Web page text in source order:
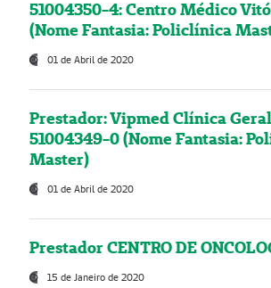
51004350-4: Centro Médico
(Nome Fantasia: Policlínica
01 de Abril de 2020
Prestador: Vipmed Clínica
51004349-0 (Nome Fantasia:
Master)
01 de Abril de 2020
Prestador CENTRO DE
15 de Janeiro de 2020